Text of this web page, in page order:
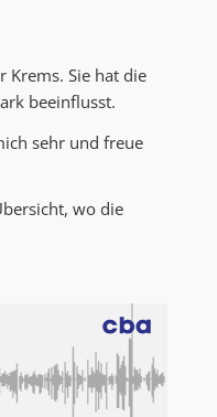
Krems. Sie hat die
beeinflusst.
sehr und freue
wo die